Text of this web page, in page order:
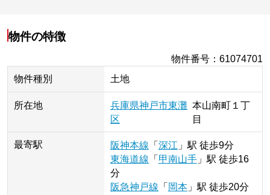
物件の特徴
物件番号 ：61074701
物件種別
土地
所在地 兵庫県神戸市東灘
区
本山南町 １丁
目
最寄駅 阪神本線 「 深江 」 駅 徒歩9分
東海道線 「 甲南山手」 駅 徒歩16
分
阪急神戸線 「 岡本」 駅 徒歩20分